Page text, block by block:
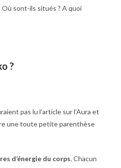
sont-ils situés ? A quoi
?
pas lu l’article sur l’Aura et
une toute petite parenthèse
d’énergie du corps. Chacun